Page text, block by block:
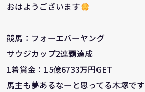
おはようございます
競馬：フォーエバーヤング
サウジカップ2連覇達成
1着賞金：15億6733万円GET
馬主も夢あるなーと思ってる木塚です